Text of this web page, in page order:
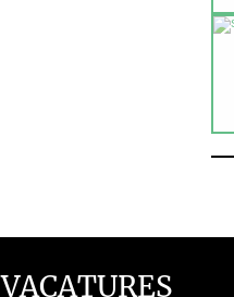
VACATURES